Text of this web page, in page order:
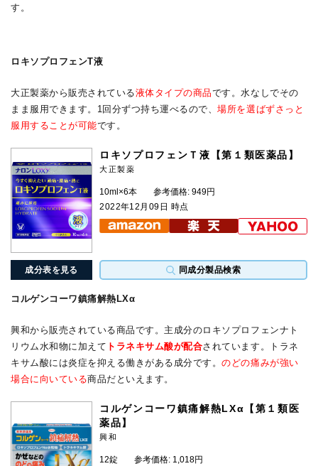
す。
ロキソプロフェンT液
大正製薬から販売されている液体タイプの商品です。水なしでその
まま服用できます。1回分ずつ持ち運べるので、場所を選ばずさっと
服用することが可能です。
成分表を見る 同成分製品検索
ロキソプロフェンＴ液【第１類医薬品】
大正製薬
10ml×6本
参考価格: 949円
2022年12月09日 時点
コルゲンコーワ鎮痛解熱LXα
興和から販売されている商品です。主成分のロキソプロフェンナト
リウム水和物に加えて トラネキサム酸が配合されています。トラネ
キサム酸には炎症を抑える働きがある成分です。のどの痛みが強い
場合に向いている商品だといえます。
コルゲンコーワ鎮痛解熱LXα【第１類医
薬品】
興和
12錠
参考価格: 1,018円